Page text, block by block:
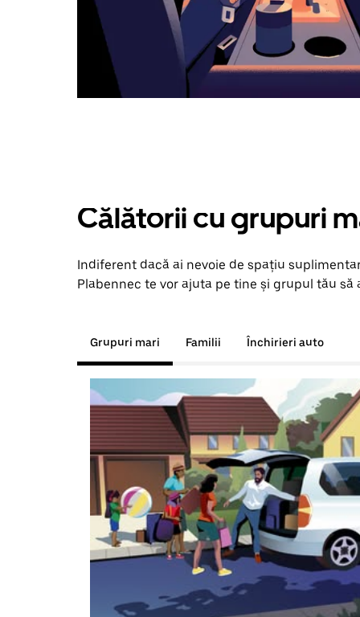
Călătorii cu grupuri
Indiferent dacă ai nevoie de spațiu
Plabennec te vor ajuta pe tine și grupul tău să
Grupuri mari Familii Închirieri auto